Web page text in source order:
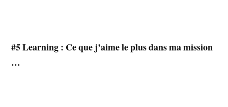
#5 Learning : Ce que j’aime le plus dans ma mission
…